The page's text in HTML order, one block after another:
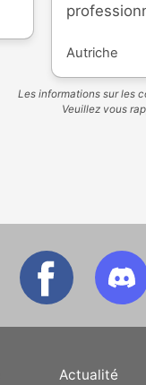
en 1911,
nommera
niveau
Autriche
Les informations sur les
Veuillez vous
Actualité